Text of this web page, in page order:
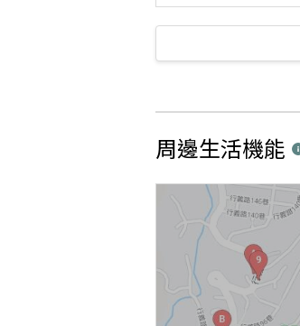
周邊生活機能